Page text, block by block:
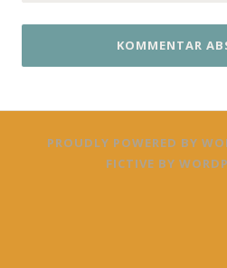
PROUDLY POWERED BY
FICTIVE BY